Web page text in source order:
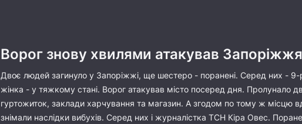
Ворог знову хвилями атакував
Двоє людей загинуло у Запоріжжі, ще шестеро - поранені. Серед них - 9-
жінка - у тяжкому стані. Ворог атакував місто посеред дня. Пролунало
гуртожиток, заклади харчування та магазин. А згодом по тому ж місцю
знімали наслідки вибухів. Серед них і журналістка ТСН Кіра Овес.